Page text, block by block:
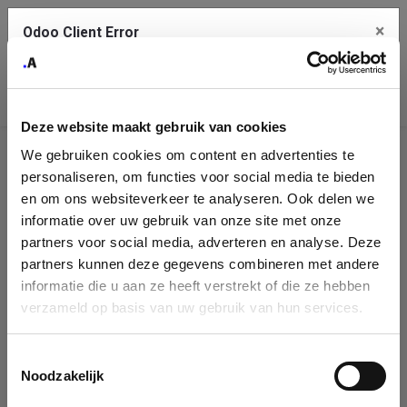
Deze website maakt gebruik van cookies
We gebruiken cookies om content en advertenties te
personaliseren, om functies voor social media te bieden
en om ons websiteverkeer te analyseren. Ook delen we
informatie over uw gebruik van onze site met onze
partners voor social media, adverteren en analyse. Deze
partners kunnen deze gegevens combineren met andere
informatie die u aan ze heeft verstrekt of die ze hebben
verzameld op basis van uw gebruik van hun services.
Noodzakelijk
Company
Identification
Please fill in your company details
You can search a company in our database by name, VAT or
enterprise ID. When a company is selected it will auto-complete the
form. If you don't find your company in our database, you can create
Odoo Client Error ×
service.
See details
Ok